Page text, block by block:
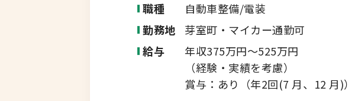
職種
自動車整備/電装
勤務地
芽室町・マイカー通勤可
給与
年収375万円～525万円
（経験・実績を考慮）
賞与：あり（年2回(7 月、12 月)）